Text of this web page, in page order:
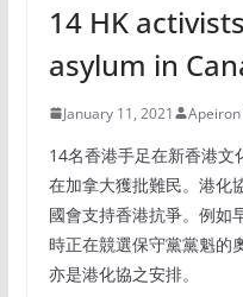
14 HK
asylum in
January 11, 2021
14名香港手足在新香港文
在加拿大獲批難民。港化
國會支持香港抗爭。例如
時正在競選保守黨黨魁的
亦是港化協之安排。